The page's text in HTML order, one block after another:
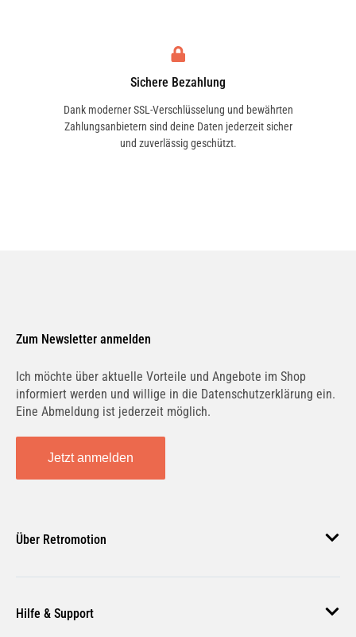
Sichere Bezahlung
Dank moderner SSL-Verschlüsselung und bewährten
Zahlungsanbietern sind deine Daten jederzeit sicher
und zuverlässig geschützt.
Zum Newsletter anmelden
Ich möchte über aktuelle Vorteile und Angebote im Shop
informiert werden und willige in die Datenschutzerklärung ein.
Eine Abmeldung ist jederzeit möglich.
Jetzt anmelden
Über Retromotion
Unsere Jobs
Hilfe & Support